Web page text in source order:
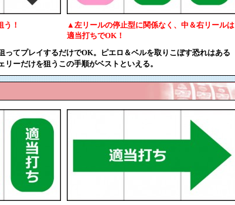
！
▲左リールの停止型に関係なく、中＆右リールは
適当打ちでOK！
ってプレイするだけでOK。ピエロ＆ベルを取りこぼす恐れはある
ーだけを狙うこの手順がベストといえる。